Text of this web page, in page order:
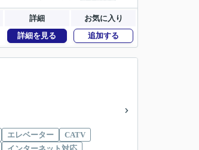
詳細
お気に入り
詳細を見る 追加する
エレベーター
CATV